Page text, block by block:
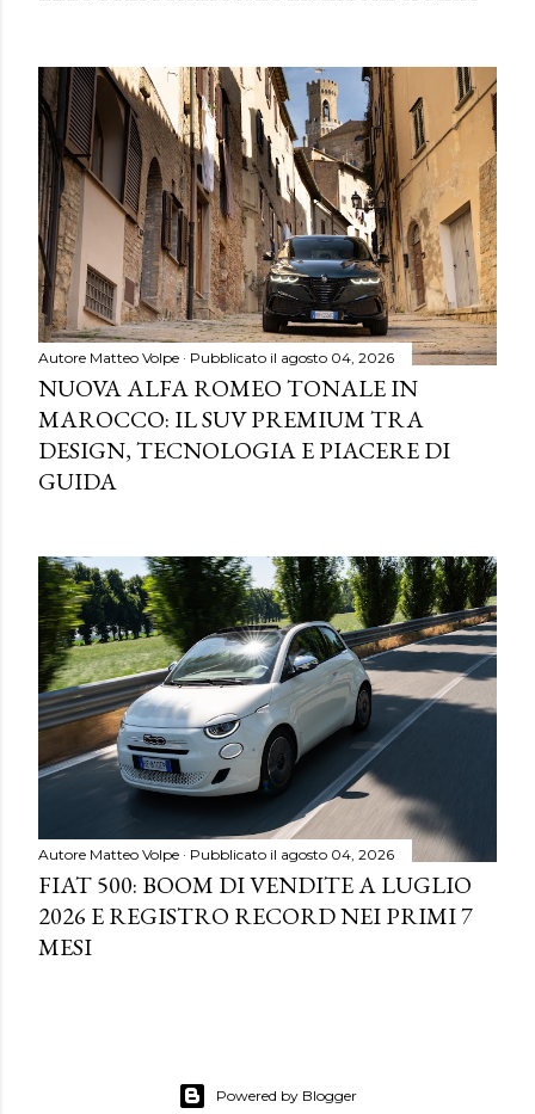
Autore Matteo Volpe Pubblicato il agosto 04, 2026
NUOVA ALFA ROMEO TONALE IN
MAROCCO: IL SUV PREMIUM TRA
DESIGN, TECNOLOGIA E PIACERE DI
GUIDA
Autore Matteo Volpe Pubblicato il agosto 04, 2026
FIAT 500: BOOM DI VENDITE A LUGLIO
2026 E REGISTRO RECORD NEI PRIMI 7
MESI
Powered by Blogger